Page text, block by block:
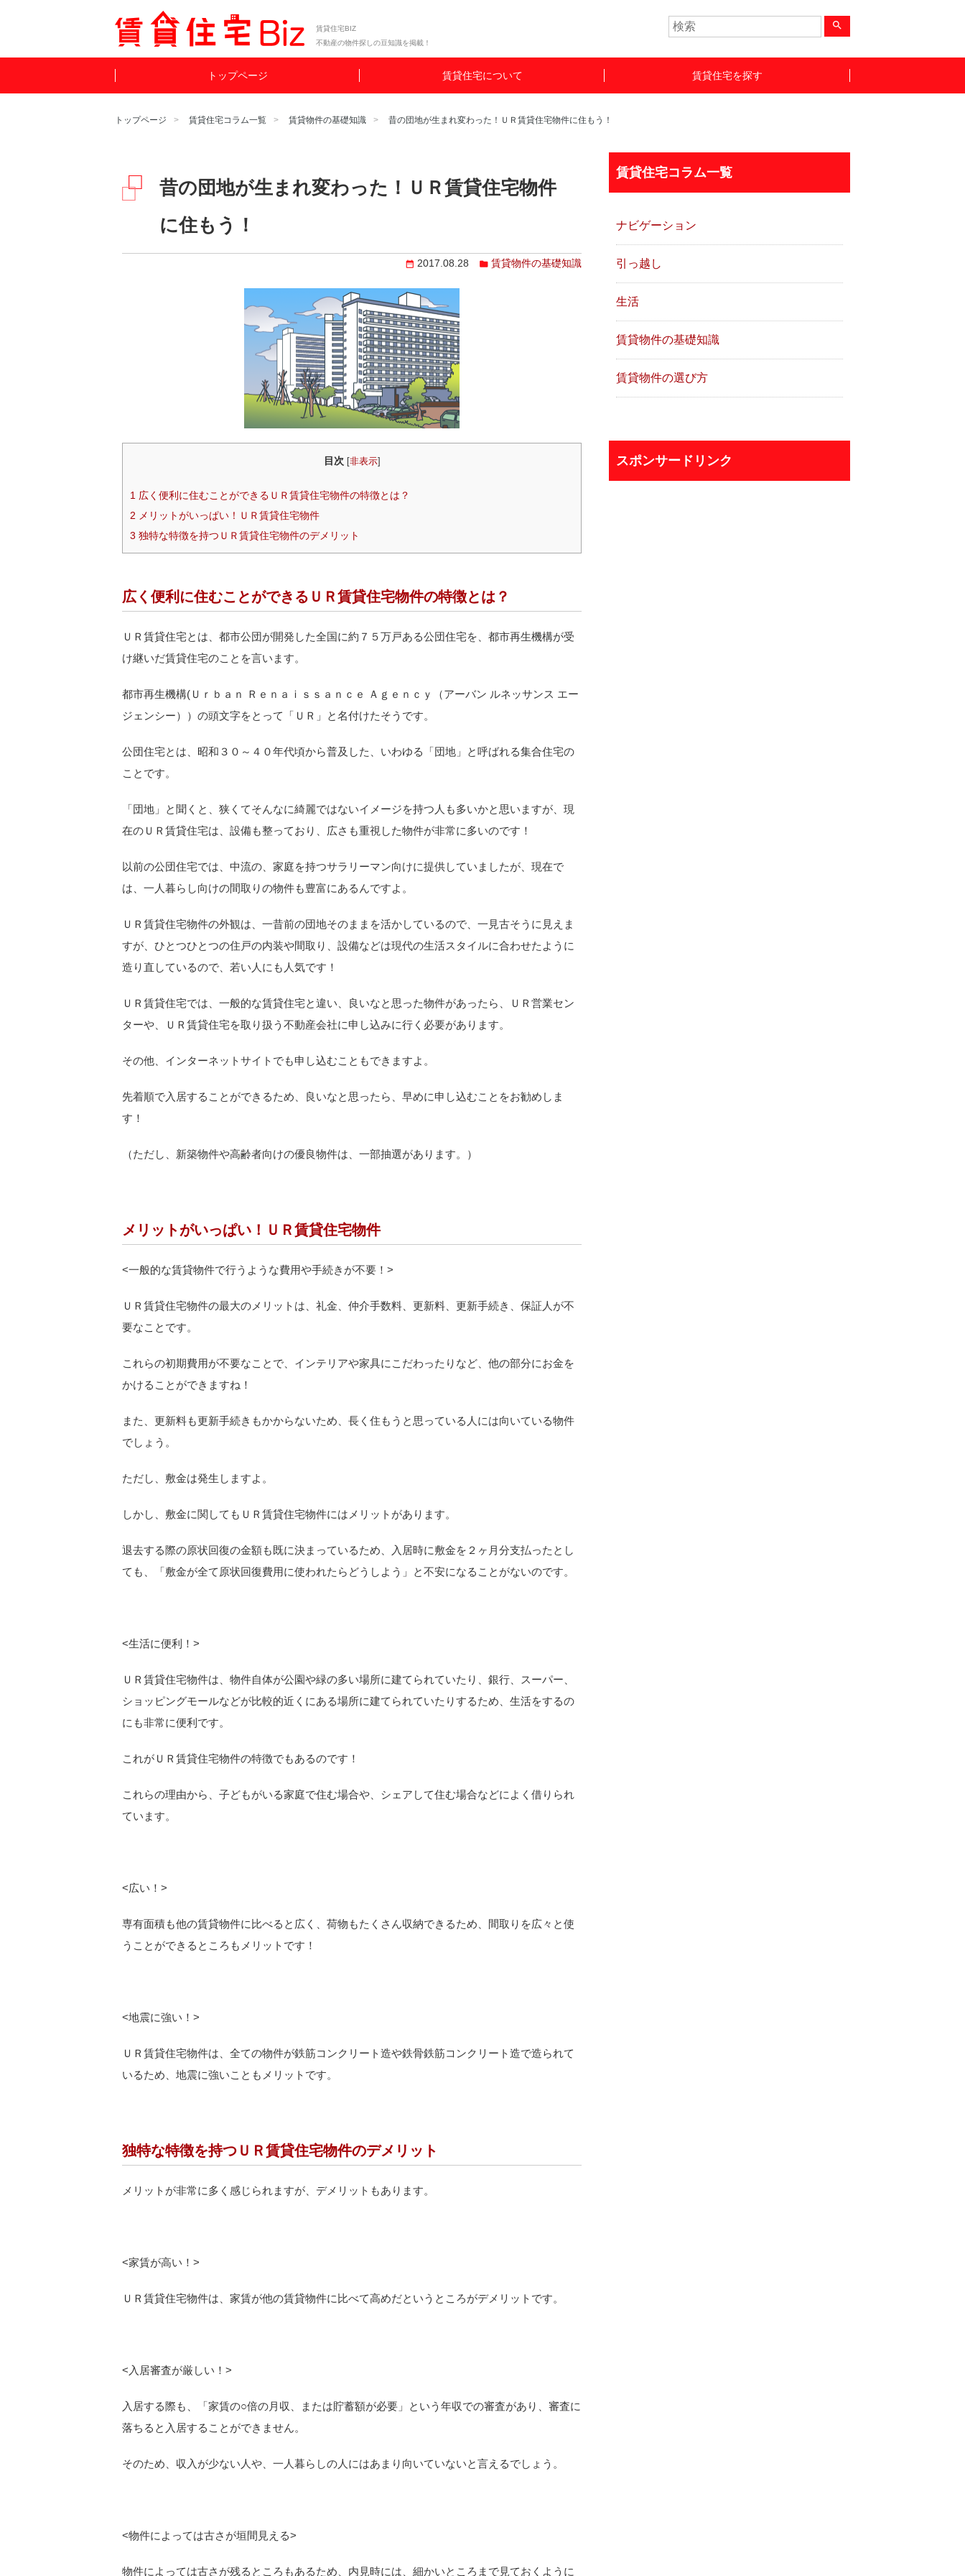
賃貸住宅BIZ
不動産の物件探しの豆知識を掲載！
search
トップページ 賃貸住宅について 賃貸住宅を探す
トップページ 賃貸住宅コラム一覧 賃貸物件の基礎知識 昔の団地が生まれ変わった！ＵＲ賃貸住宅物件に住もう！
昔の団地が生まれ変わった！ＵＲ賃貸住宅物件
に住もう！
2017.08.28 賃貸物件の基礎知識
目次 [非表示]
1 広く便利に住むことができるＵＲ賃貸住宅物件の特徴とは？
2 メリットがいっぱい！ＵＲ賃貸住宅物件
3 独特な特徴を持つＵＲ賃貸住宅物件のデメリット
広く便利に住むことができるＵＲ賃貸住宅物件の特徴とは？
ＵＲ賃貸住宅とは、都市公団が開発した全国に約７５万戸ある公団住宅を、都市再生機構が受
け継いだ賃貸住宅のことを言います。
都市再生機構(Ｕｒｂａｎ Ｒｅｎａｉｓｓａｎｃｅ Ａｇｅｎｃｙ（アーバン ルネッサンス エー
ジェンシー））の頭文字をとって「ＵＲ」と名付けたそうです。
公団住宅とは、昭和３０～４０年代頃から普及した、いわゆる「団地」と呼ばれる集合住宅の
ことです。
「団地」と聞くと、狭くてそんなに綺麗ではないイメージを持つ人も多いかと思いますが、現
在のＵＲ賃貸住宅は、設備も整っており、広さも重視した物件が非常に多いのです！
以前の公団住宅では、中流の、家庭を持つサラリーマン向けに提供していましたが、現在で
は、一人暮らし向けの間取りの物件も豊富にあるんですよ。
ＵＲ賃貸住宅物件の外観は、一昔前の団地そのままを活かしているので、一見古そうに見えま
すが、ひとつひとつの住戸の内装や間取り、設備などは現代の生活スタイルに合わせたように
造り直しているので、若い人にも人気です！
ＵＲ賃貸住宅では、一般的な賃貸住宅と違い、良いなと思った物件があったら、ＵＲ営業セン
ターや、ＵＲ賃貸住宅を取り扱う不動産会社に申し込みに行く必要があります。
その他、インターネットサイトでも申し込むこともできますよ。
先着順で入居することができるため、良いなと思ったら、早めに申し込むことをお勧めしま
す！
（ただし、新築物件や高齢者向けの優良物件は、一部抽選があります。）
メリットがいっぱい！ＵＲ賃貸住宅物件
<一般的な賃貸物件で行うような費用や手続きが不要！>
ＵＲ賃貸住宅物件の最大のメリットは、礼金、仲介手数料、更新料、更新手続き、保証人が不
要なことです。
これらの初期費用が不要なことで、インテリアや家具にこだわったりなど、他の部分にお金を
かけることができますね！
また、更新料も更新手続きもかからないため、長く住もうと思っている人には向いている物件
でしょう。
ただし、敷金は発生しますよ。
しかし、敷金に関してもＵＲ賃貸住宅物件にはメリットがあります。
退去する際の原状回復の金額も既に決まっているため、入居時に敷金を２ヶ月分支払ったとし
ても、「敷金が全て原状回復費用に使われたらどうしよう」と不安になることがないのです。
<生活に便利！>
ＵＲ賃貸住宅物件は、物件自体が公園や緑の多い場所に建てられていたり、銀行、スーパー、
ショッピングモールなどが比較的近くにある場所に建てられていたりするため、生活をするの
にも非常に便利です。
これがＵＲ賃貸住宅物件の特徴でもあるのです！
これらの理由から、子どもがいる家庭で住む場合や、シェアして住む場合などによく借りられ
ています。
<広い！>
専有面積も他の賃貸物件に比べると広く、荷物もたくさん収納できるため、間取りを広々と使
うことができるところもメリットです！
<地震に強い！>
ＵＲ賃貸住宅物件は、全ての物件が鉄筋コンクリート造や鉄骨鉄筋コンクリート造で造られて
いるため、地震に強いこともメリットです。
独特な特徴を持つＵＲ賃貸住宅物件のデメリット
メリットが非常に多く感じられますが、デメリットもあります。
<家賃が高い！>
ＵＲ賃貸住宅物件は、家賃が他の賃貸物件に比べて高めだというところがデメリットです。
<入居審査が厳しい！>
入居する際も、「家賃の○倍の月収、または貯蓄額が必要」という年収での審査があり、審査に
落ちると入居することができません。
そのため、収入が少ない人や、一人暮らしの人にはあまり向いていないと言えるでしょう。
<物件によっては古さが垣間見える>
物件によっては古さが残るところもあるため、内見時には、細かいところまで見ておくように
賃貸住宅コラム一覧
ナビゲーション
引っ越し
生活
賃貸物件の基礎知識
賃貸物件の選び方
スポンサードリンク